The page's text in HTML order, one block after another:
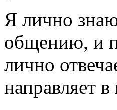
Я лично
общению, и
лично
направляет